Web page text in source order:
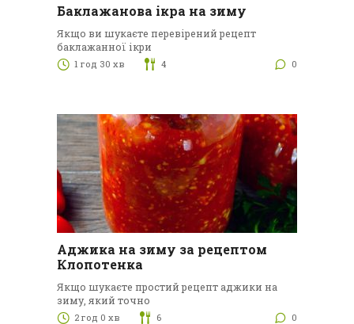
Баклажанова ікра на зиму
Якщо ви шукаєте перевірений рецепт
баклажанної ікри
1 год 30 хв 4 0
Аджика на зиму за рецептом
Клопотенка
Якщо шукаєте простий рецепт аджики на
зиму, який точно
2 год 0 хв 6 0